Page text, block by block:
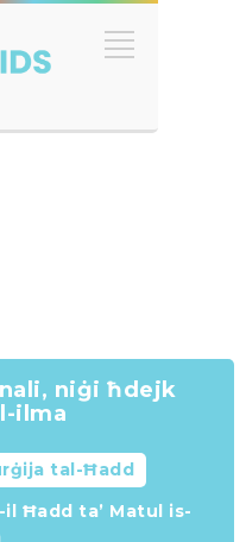
niġi ħdejk
ilma
tal-Ħadd
il Ħadd ta’ Matul is-